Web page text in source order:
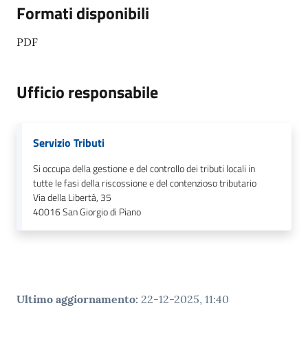
Formati disponibili
PDF
Ufficio responsabile
Servizio Tributi
Si occupa della gestione e del controllo dei tributi locali in
tutte le fasi della riscossione e del contenzioso tributario
Via della Libertà, 35
40016San Giorgio di Piano
Ultimo aggiornamento: 22-12-2025, 11:40